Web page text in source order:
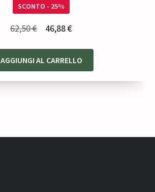
SCONTO - 25%
62,50€
originale
era:
46,88€Il
attuale
è:
AGGIUNGI AL CARRELLO